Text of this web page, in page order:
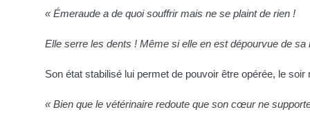
« Émeraude a de quoi souffrir mais ne se plaint de rien !
Elle serre les dents ! Même si elle en est dépourvue de
Son état stabilisé lui permet de pouvoir être opérée, le
« Bien que le vétérinaire redoute que son cœur ne